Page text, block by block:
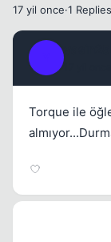
17 yil once·1 Replies
Torque ile